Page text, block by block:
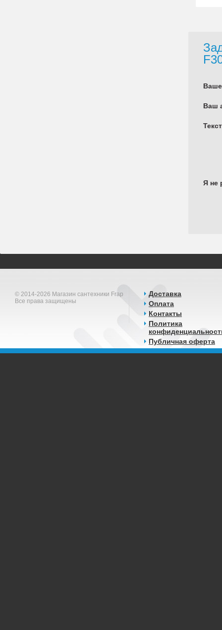
Ваш
Я не
© 2014-2026 Магазин сантехники Frap
Все права защищены
Доставка
Оплата
Контакты
Политика
Публичная оферта